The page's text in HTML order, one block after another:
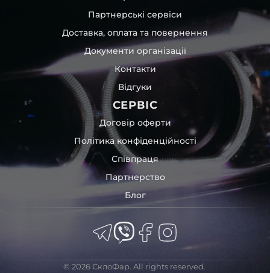
Партнерські сервіси
Доставка, оплата та повернення
Документи організації
Контакти
Відгуки
СЕРВІС
Договір оферти
Політика конфіденційності
Співпраця
Партнерство
Блог
© 2026 СклоФар. All rights reserved.